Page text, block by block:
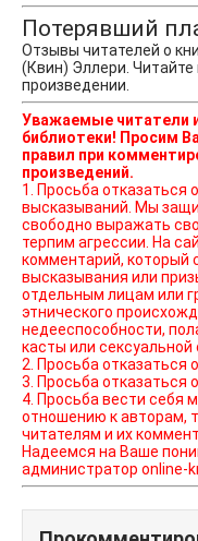
Потерявший
Отзывы читателей о
(Квин) Эллери.
произведении.
Уважаемые читатели
библиотеки! Просим
правил при
произведений.
1. Просьба отказаться
высказываний. Мы защищаем право наших читателей
свободно выражать
терпим агрессии. На
комментарий, который
высказывания или
отдельным лицам или
этнического
недееспособности,
касты или сексуальной
2. Просьба отказаться
3. Просьба отказаться
4. Просьба вести себя
отношению к авторам,
читателям и их
Надеемся на Ваше
администратор online-